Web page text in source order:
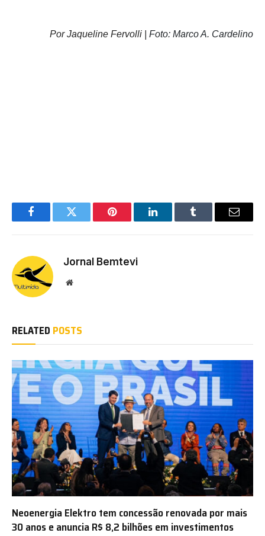
Por Jaqueline Fervolli | Foto: Marco A. Cardelino
FacebookTwitter Pinterest LinkedInTumblr Email
Jornal Bemtevi
Website
RELATED POSTS
Neoenergia Elektro tem concessão renovada por mais
30 anos e anuncia R$ 8,2 bilhões em investimentos